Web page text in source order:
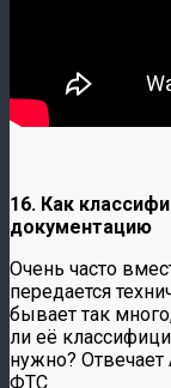
16. Как
документацию
Очень часто
передается
бывает так
ли её
нужно?
ФТС